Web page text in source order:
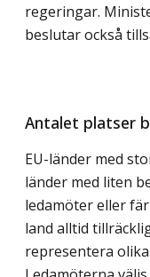
regeringar.
beslutar också
Antalet platser
EU-länder med
länder med liten
ledamöter eller
land alltid
representera